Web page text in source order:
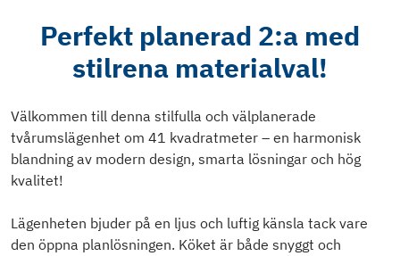
Perfekt planerad 2:a med
stilrena materialval!
Välkommen till denna stilfulla och välplanerade
tvårumslägenhet om 41 kvadratmeter – en harmonisk
blandning av modern design, smarta lösningar och hög
kvalitet!
Lägenheten bjuder på en ljus och luftig känsla tack vare
den öppna planlösningen. Köket är både snyggt och